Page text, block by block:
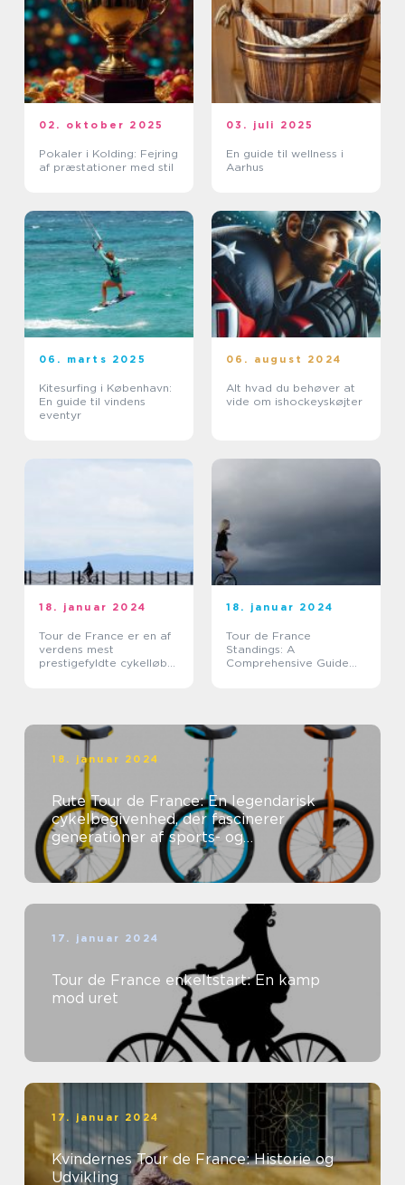
02. oktober 2025
Pokaler i Kolding: Fejring
af præstationer med stil
03. juli 2025
En guide til wellness i
Aarhus
06. marts 2025
Kitesurfing i København:
En guide til vindens
eventyr
06. august 2024
Alt hvad du behøver at
vide om ishockeyskøjter
18. januar 2024
Tour de France er en af
verdens mest
prestigefyldte cykelløb
18. januar 2024
Tour de France
Standings: A
Comprehensive Guide
18. januar 2024
Rute Tour de France: En legendarisk
cykelbegivenhed, der fascinerer
generationer af sports- og
fritidsentusiaster
17. januar 2024
Tour de France enkeltstart: En kamp
mod uret
17. januar 2024
Kvindernes Tour de France: Historie og
Udvikling